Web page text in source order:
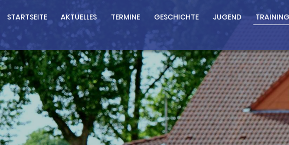
STARTSEITE AKTUELLES TERMINE GESCHICHTE JUGEND TRAINING